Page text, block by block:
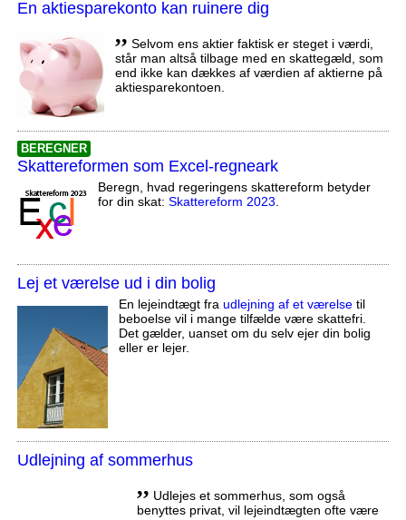
En aktiesparekonto kan ruinere dig
,, Selvom ens aktier faktisk er steget i værdi,
står man altså tilbage med en skattegæld, som
end ikke kan dækkes af værdien af aktierne på
aktiesparekontoen.
BEREGNER
Skattereformen som Excel-regneark
Beregn, hvad regeringens skattereform betyder
for din skat: Skattereform 2023
Lej et værelse ud i din bolig
En lejeindtægt fra udlejning af et værelsetil
beboelse vil i mange tilfælde være skattefri.
Det gælder, uanset om du selv ejer din bolig
eller er lejer.
Udlejning af sommerhus
,, Udlejes et sommerhus, som også
benyttes privat, vil lejeindtægten ofte være